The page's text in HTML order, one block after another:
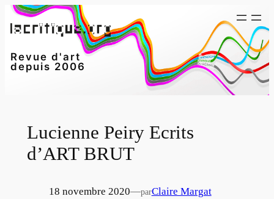
Aller
au
Revue d'art
depuis 2006
Lucienne Peiry Ecrits
d’ART BRUT
18 novembre 2020—parClaire Margat